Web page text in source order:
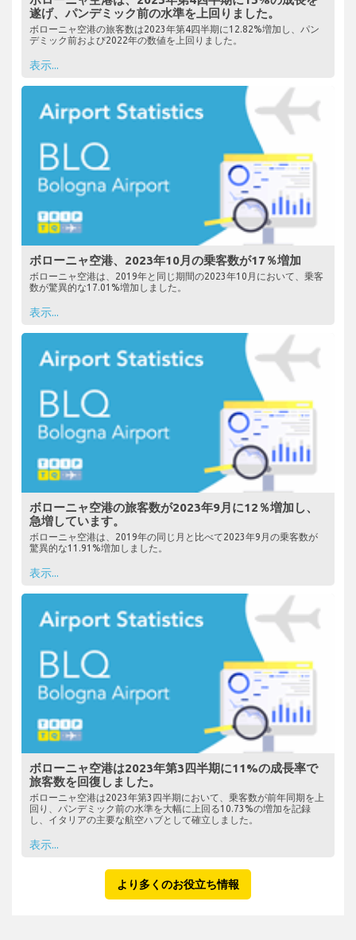
遂げ、パンデミック前の水準を上回りました。
ボローニャ空港の旅客数は2023年第4四半期に12.82%増加し、パン
デミック前および2022年の数値を上回りました。
表示...
ボローニャ空港、2023年10月の乗客数が17％増加
ボローニャ空港は、2019年と同じ期間の2023年10月において、乗客
数が驚異的な17.01%増加しました。
表示...
ボローニャ空港の旅客数が2023年9月に12％増加し、
急増しています。
ボローニャ空港は、2019年の同じ月と比べて2023年9月の乗客数が
驚異的な11.91%増加しました。
表示...
ボローニャ空港は2023年第3四半期に11%の成長率で
旅客数を回復しました。
ボローニャ空港は2023年第3四半期において、乗客数が前年同期を上
回り、パンデミック前の水準を大幅に上回る10.73%の増加を記録
し、イタリアの主要な航空ハブとして確立しました。
表示...
より多くのお役立ち情報